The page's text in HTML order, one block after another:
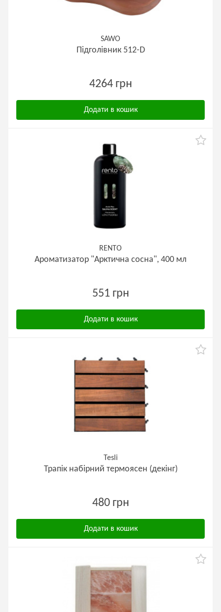
SAWO
Підголівник 512-D
4264 грн
Додати в кошик
RENTO
Ароматизатор "Арктична сосна", 400 мл
551 грн
Додати в кошик
Tesli
Трапік набірний термоясен (декінг)
480 грн
Додати в кошик